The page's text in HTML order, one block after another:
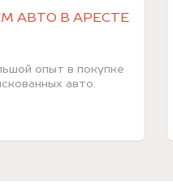
АВТО В АРЕСТЕ
опыт в покупке
авто.